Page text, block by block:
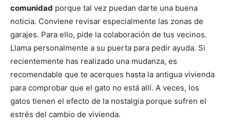
comunidad porque tal vez puedan darte una buena
noticia. Conviene revisar especialmente las zonas de
garajes. Para ello, pide la colaboración de tus vecinos.
Llama personalmente a su puerta para pedir ayuda. Si
recientemente has realizado una mudanza, es
recomendable que te acerques hasta la antigua vivienda
para comprobar que el gato no está allí. A veces, los
gatos tienen el efecto de la nostalgia porque sufren el
estrés del cambio de vivienda.